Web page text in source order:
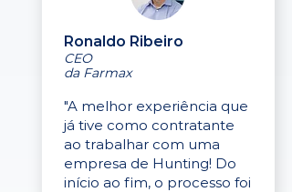
Ronaldo Ribeiro
CEO
da Farmax
"A melhor experiência que
já tive como contratante
ao trabalhar com uma
empresa de Hunting! Do
início ao fim, o processo foi